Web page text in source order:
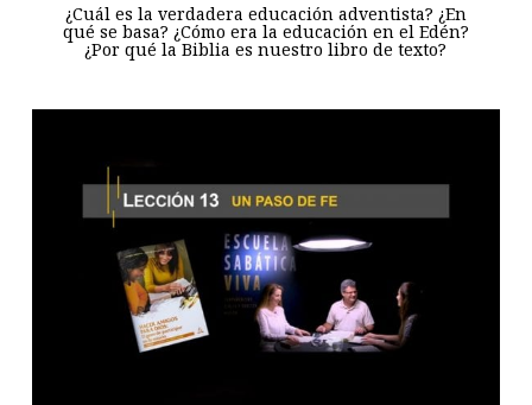
¿Cuál es la verdadera educación adventista? ¿En
qué se basa? ¿Cómo era la educación en el Edén?
¿Por qué la Biblia es nuestro libro de texto?